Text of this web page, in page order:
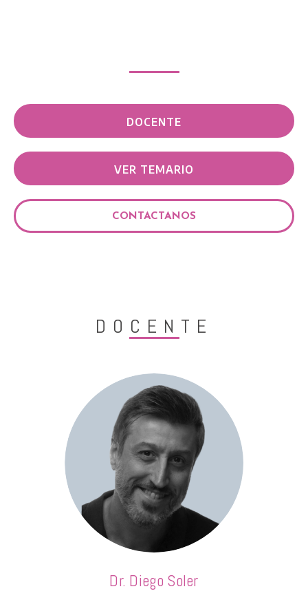
DOCENTE
VER TEMARIO
CONTACTANOS
DOCENTE
Dr. Diego Soler